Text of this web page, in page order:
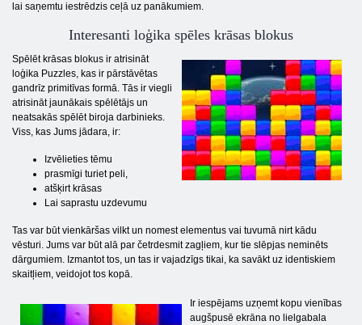
lai saņemtu iestrēdzis ceļā uz panākumiem.
Interesanti loģika spēles krāsas blokus
Spēlēt krāsas blokus ir atrisināt
loģika Puzzles, kas ir pārstāvētas
gandrīz primitīvas formā. Tās ir viegli
atrisināt jaunākais spēlētājs un
neatsakās spēlēt biroja darbinieks.
Viss, kas Jums jādara, ir:
Izvēlieties tēmu
prasmīgi turiet peli,
atšķirt krāsas
Lai saprastu uzdevumu
Tas var būt vienkāršas vilkt un nomest elementus vai tuvumā nirt kādu
vēsturi. Jums var būt alā par četrdesmit zagļiem, kur tie slēpjas neminēts
dārgumiem. Izmantot tos, un tas ir vajadzīgs tikai, ka savākt uz identiskiem
skaitļiem, veidojot tos kopā.
Ir iespējams uzņemt kopu vienības
augšpusē ekrāna no lielgabala